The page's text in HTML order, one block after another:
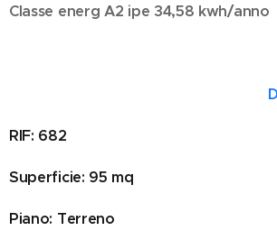
Classe energ A2 ipe 34,58 kwh/anno
RIF: 682
Superficie: 95 mq
Piano: Terreno